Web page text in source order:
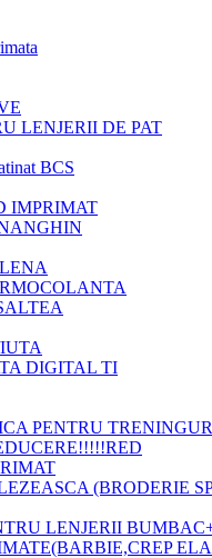
LENJERII DE PAT
BCS
IMPRIMAT
DIGITAL TI
PENTRU
(BRODERIE
LENJERII